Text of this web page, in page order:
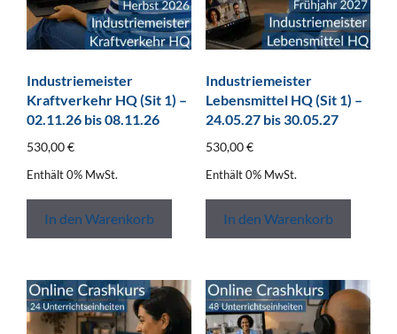
Industriemeister
Kraftverkehr HQ (Sit 1) –
02.11.26 bis 08.11.26
530,00€
Enthält 0% MwSt.
In den Warenkorb
Industriemeister
Lebensmittel HQ (Sit 1) –
24.05.27 bis 30.05.27
530,00€
Enthält 0% MwSt.
In den Warenkorb